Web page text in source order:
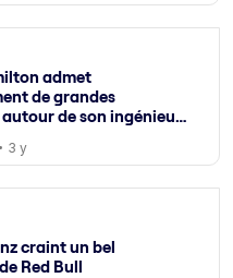
admet
de grandes
de son ingénieur
3 y
craint un bel
Red Bull